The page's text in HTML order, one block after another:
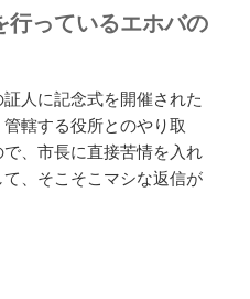
行っているエホバの
人に記念式を開催された
轄する役所とのやり取
、市長に直接苦情を入れ
、そこそこマシな返信が